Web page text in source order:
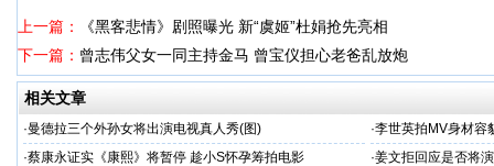
上一篇：
《黑客悲情》剧照曝光 新“虞姬”杜娟抢先亮相
下一篇： 曾志伟父女一同主持金马 曾宝仪担心老爸乱放炮
相关文章
·曼德拉三个外孙女将出演电视真人秀(图) ·李世英拍MV身材容
·蔡康永证实《康熙》将暂停 趁小S怀孕筹拍电影 ·姜文拒回应是否将